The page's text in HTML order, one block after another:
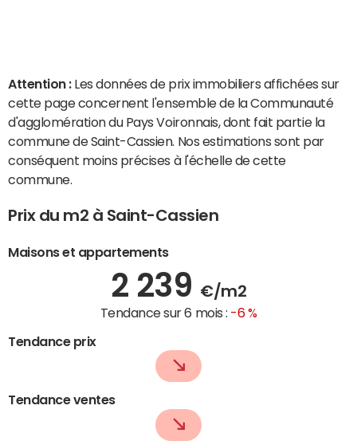
Attention : Les données de prix immobiliers affichées sur
cette page concernent l'ensemble de la Communauté
d'agglomération du Pays Voironnais, dont fait partie la
commune de Saint-Cassien. Nos estimations sont par
conséquent moins précises à l'échelle de cette
commune.
Prix du m2 à Saint-Cassien
Maisons et appartements
2 239 €/m2
Tendance sur 6 mois : -6 %
Tendance prix
Tendance ventes